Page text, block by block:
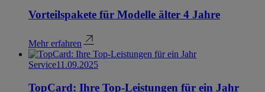
Vorteilspakete für Modelle älter 4 Jahre
Mehr erfahren
Service11.09.2025
TopCard: Ihre Top-Leistungen für ein Jahr